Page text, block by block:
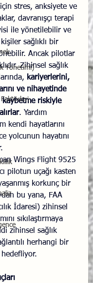
Yönetimi)
Faktörleri
stres, anksiyete ve
davranışçı terapi
ile yönetilebilir ve
sağlıklı bir
Ancak pilotlar
Zihinsel sağlık
kariyerlerini,
ve nihayetinde
riskiyle
. Yardım
kendi hayatlarını
yolcunun hayatını
Wings Flight 9525
pilotun uçağı kasten
korkunç bir
bu yana, FAA
İdaresi) zihinsel
sıkılaştırmaya
zihinsel sağlık
herhangi bir
hedefliyor.